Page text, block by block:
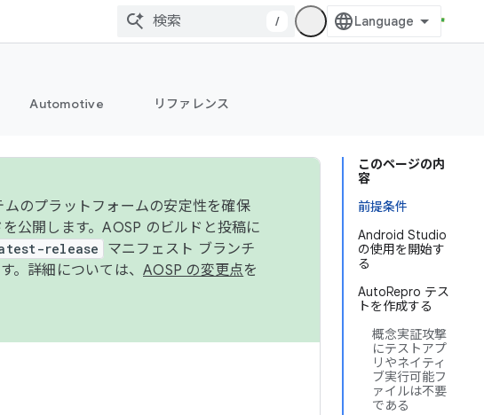
/
Automotive リファレンス
このページの内
容
前提条件
Android Studio
の使用を開始す
る
AutoRepro テス
トを作成する
概念実証攻撃
にテストアプ
リやネイティ
ブ実行可能フ
ァイルは不要
である
のプラットフォームの安定性を確保
公開します。AOSP のビルドと投稿に
release
マニフェスト ブランチ
。詳細については、 AOSP の変更点を